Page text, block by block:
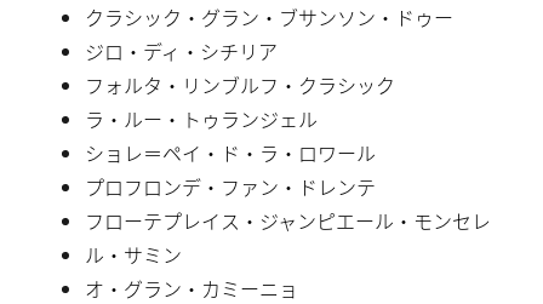
クラシック・グラン・ブサンソン・ドゥー
ジロ・ディ・シチリア
フォルタ・リンブルフ・クラシック
ラ・ルー・トゥランジェル
ショレ＝ペイ・ド・ラ・ロワール
プロフロンデ・ファン・ドレンテ
フローテプレイス・ジャンピエール・モンセレ
ル・サミン
オ・グラン・カミーニョ